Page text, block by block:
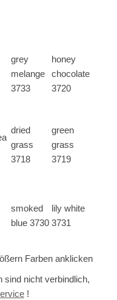
grey
melange
3733
honey
chocolate
3720
dried
grass
3718
green
grass
3719
smoked
blue 3730
lily white
3731
Farben anklicken
sind nicht verbindlich,
!